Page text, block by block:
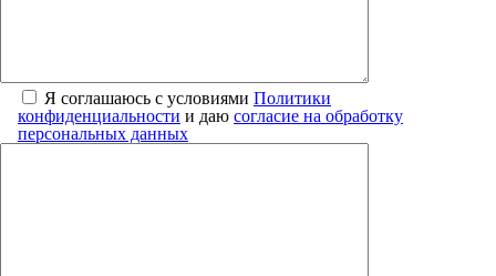
Я соглашаюсь с условиями Политики
конфиденциальности и даю согласие на обработку
персональных данных